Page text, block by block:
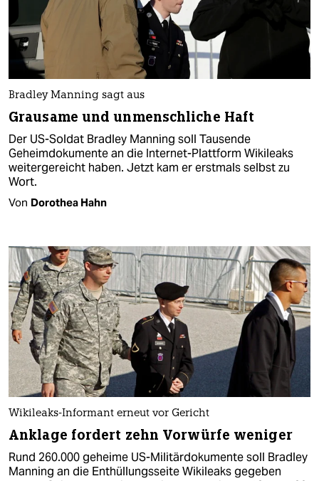
Bradley Manning sagt aus
Grausame und unmenschliche Haft
Der US-Soldat Bradley Manning soll Tausende
Geheimdokumente an die Internet-Plattform Wikileaks
weitergereicht haben. Jetzt kam er erstmals selbst zu
Wort.
Von Dorothea Hahn
Wikileaks-Informant erneut vor Gericht
Anklage fordert zehn Vorwürfe weniger
Rund 260.000 geheime US-Militärdokumente soll Bradley
Manning an die Enthüllungsseite Wikileaks gegeben